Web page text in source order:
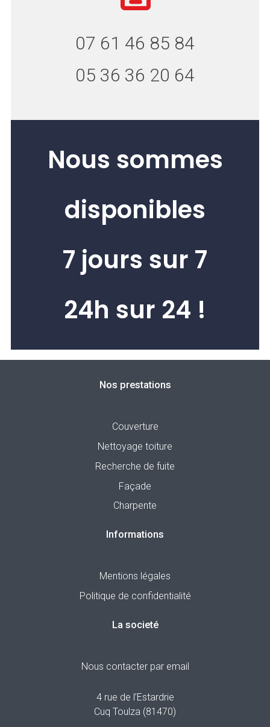
07 61 46 85 84
05 36 36 20 64
Nous sommes
disponibles
7 jours sur 7
24h sur 24 !
Nos prestations
Couverture
Nettoyage toiture
Recherche de fuite
Façade
Charpente
Informations
Mentions légales
Politique de confidentialité
La societé
Nous contacter par email
4 rue de l’Estardrie
Cuq Toulza (81470)